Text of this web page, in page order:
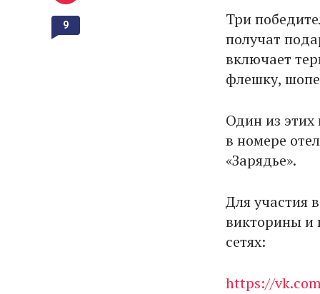
Три
получат
включает
флешку,
Один из этих
в номере
«Зарядье».
Для участия
викторины и
сетях:
https://
9